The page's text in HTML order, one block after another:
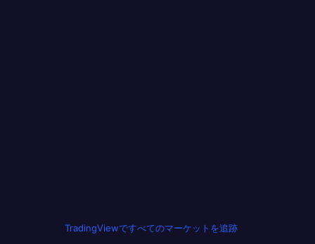
TradingViewですべてのマーケットを追跡